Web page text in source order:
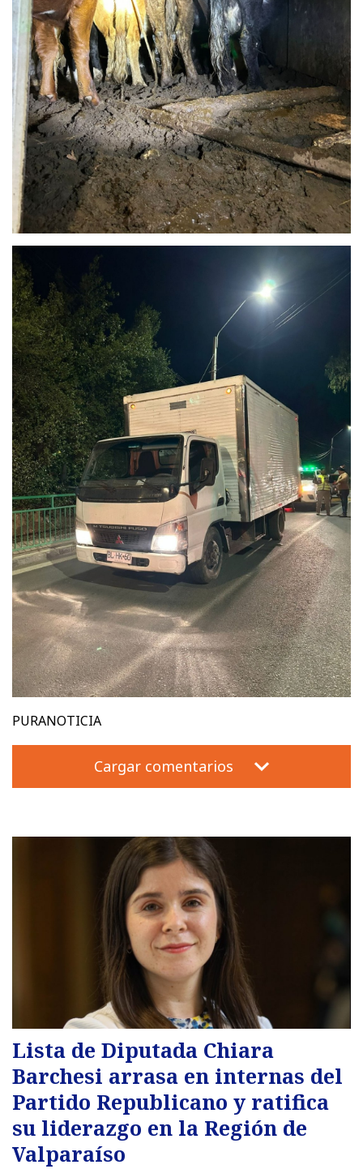
PURANOTICIA
Cargar comentarios
Lista de Diputada Chiara
Barchesi arrasa en internas del
Partido Republicano y ratifica
su liderazgo en la Región de
Valparaíso